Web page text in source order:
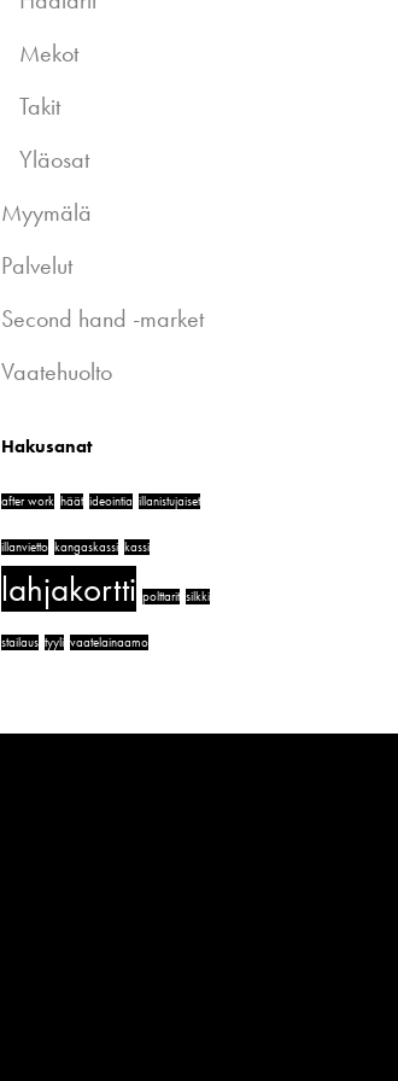
Mekot
Takit
Yläosat
Myymälä
Palvelut
Second hand -market
Vaatehuolto
Hakusanat
after work häät ideointia illanistujaiset
illanvietto kangaskassi kassi
lahjakortti polttarit silkki
stailaus tyyli vaatelainaamo